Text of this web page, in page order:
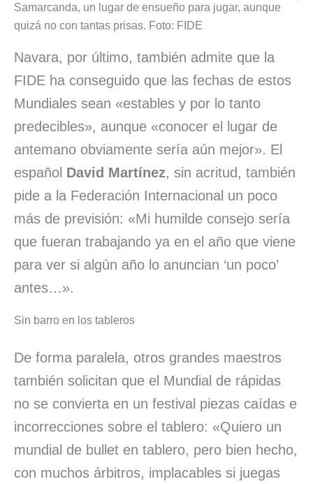
Samarcanda, un lugar de ensueño para jugar, aunque
quizá no con tantas prisas. Foto: FIDE
Navara, por último, también admite que la
FIDE ha conseguido que las fechas de estos
Mundiales sean «estables y por lo tanto
predecibles», aunque «conocer el lugar de
antemano obviamente sería aún mejor». El
español David Martínez, sin acritud, también
pide a la Federación Internacional un poco
más de previsión: «Mi humilde consejo sería
que fueran trabajando ya en el año que viene
para ver si algún año lo anuncian ‘un poco’
antes…».
Sin barro en los tableros
De forma paralela, otros grandes maestros
también solicitan que el Mundial de rápidas
no se convierta en un festival piezas caídas e
incorrecciones sobre el tablero: «Quiero un
mundial de bullet en tablero, pero bien hecho,
con muchos árbitros, implacables si juegas